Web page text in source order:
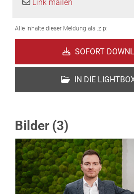
Link mailen
Alle Inhalte dieser Meldung als .zip:
SOFORT
IN DIE
Bilder (3)